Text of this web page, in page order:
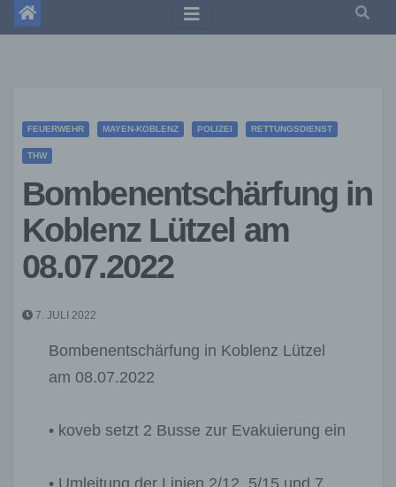
FEUERWEHR MAYEN-KOBLENZ POLIZEI RETTUNGSDIENST
THW
Bombenentschärfung in
Koblenz Lützel am
08.07.2022
7. JULI 2022
Bombenentschärfung in Koblenz Lützel
am 08.07.2022
• koveb setzt 2 Busse zur Evakuierung ein
• Umleitung der Linien 2/12, 5/15 und 7